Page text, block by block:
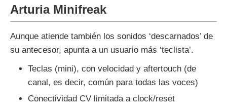
Arturia Minifreak
Aunque atiende también los sonidos ‘descarnados’ de
su antecesor, apunta a un usuario más ‘teclista’.
Teclas (mini), con velocidad y aftertouch (de
canal, es decir, común para todas las voces)
Conectividad CV limitada a clock/reset